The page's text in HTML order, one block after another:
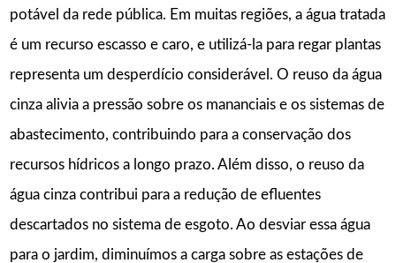
potável da rede pública. Em muitas regiões, a água tratada
é um recurso escasso e caro, e utilizá-la para regar plantas
representa um desperdício considerável. O reuso da água
cinza alivia a pressão sobre os mananciais e os sistemas de
abastecimento, contribuindo para a conservação dos
recursos hídricos a longo prazo. Além disso, o reuso da
água cinza contribui para a redução de efluentes
descartados no sistema de esgoto. Ao desviar essa água
para o jardim, diminuímos a carga sobre as estações de